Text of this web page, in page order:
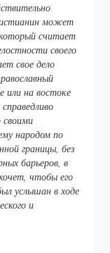
может
считает
своего
свое дело
или на востоке
своими
народом по
границы, без
барьеров, в
чтобы его
услышан в ходе
и